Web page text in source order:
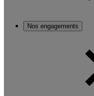
Nos engagements